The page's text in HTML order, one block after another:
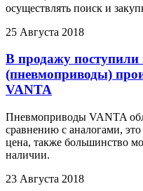
осуществлять поиск и
25 Августа 2018
В продажу поступили
(пневмоприводы)
VANTA
Пневмоприводы VANTA
сравнению с аналогами,
цена, также большинство
наличии.
23 Августа 2018